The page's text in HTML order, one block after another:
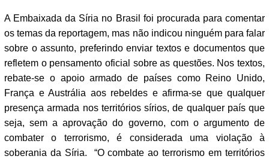
A Embaixada da Síria no Brasil foi procurada para comentar
os temas da reportagem, mas não indicou ninguém para falar
sobre o assunto, preferindo enviar textos e documentos que
refletem o pensamento oficial sobre as questões. Nos textos,
rebate-se o apoio armado de países como Reino Unido,
França e Austrália aos rebeldes e afirma-se que qualquer
presença armada nos territórios sírios, de qualquer país que
seja, sem a aprovação do governo, com o argumento de
combater o terrorismo, é considerada uma violação à
soberania da Síria. “O combate ao terrorismo em territórios